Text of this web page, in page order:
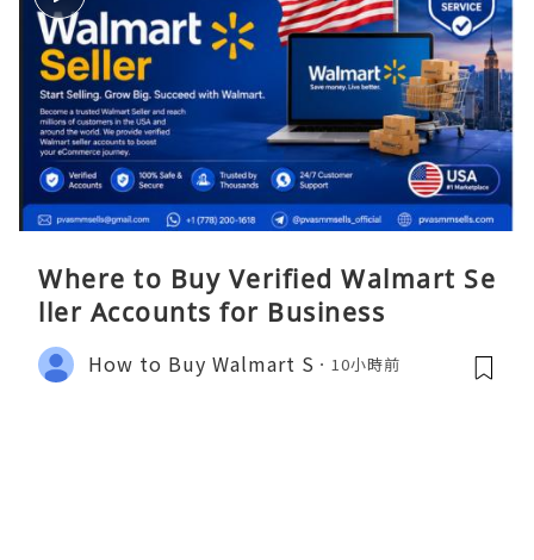
Where to Buy Verified Walmart Se
ller Accounts for Business
How to Buy Walmart S 10小時前